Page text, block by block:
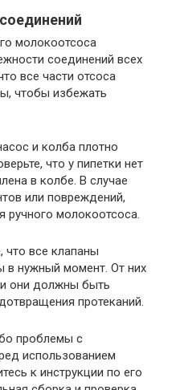
молокоотсоса
соединений всех
все части отсоса
чтобы избежать
и колба плотно
что у пипетки нет
в колбе. В случае
или повреждений,
ручного молокоотсоса.
что все клапаны
в нужный момент. От них
и они должны быть
протеканий.
проблемы с
использованием
к инструкции по его